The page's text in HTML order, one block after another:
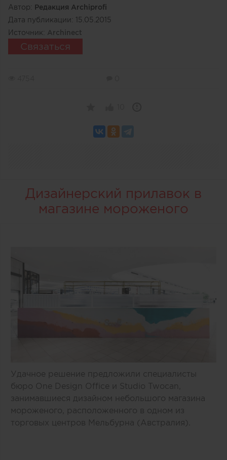
Автор: Редакция Archiprofi
Дата публикации: 15.05.2015
Источник: Archinect
Связаться
Дизайнерский прилавок в
магазине мороженого
Удачное решение предложили специалисты
бюро One Design Office и Studio Twocan,
занимавшиеся дизайном небольшого магазина
мороженого, расположенного в одном из
торговых центров Мельбурна (Австралия).